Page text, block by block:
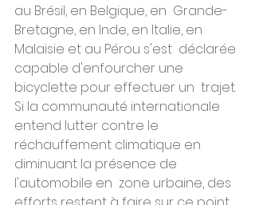
au Brésil, en Belgique, en  Grande-
Bretagne, en Inde, en Italie, en
Malaisie et au Pérou s'est  déclarée
capable d'enfourcher une
bicyclette pour effectuer un  trajet.
Si la communauté internationale
entend lutter contre le
réchauffement climatique en
diminuant la présence de
l'automobile en  zone urbaine, des